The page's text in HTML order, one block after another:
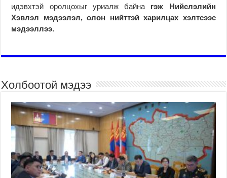
идэвхтэй оролцохыг уриалж байна гэж Нийслэлийн
Хэвлэл мэдээлэл, олон нийттэй харилцах хэлтсээс
мэдээллээ.
Холбоотой мэдээ